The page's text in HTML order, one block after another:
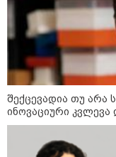
შექცევადია თუ არა
ინოვაციური კვლევა